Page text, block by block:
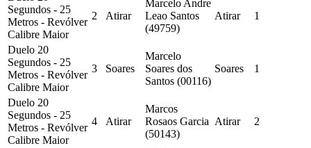
Segundos - 25
Metros - Revólver
Calibre Maior
2 Atirar
Marcelo Andre
Leao Santos
(49759)
Atirar 1
Duelo 20
Segundos - 25
Metros - Revólver
Calibre Maior
3 Soares
Marcelo
Soares dos
Santos (00116)
Soares 1
Duelo 20
Segundos - 25
Metros - Revólver
Calibre Maior
4 Atirar
Marcos
Rosaos Garcia
(50143)
Atirar 2